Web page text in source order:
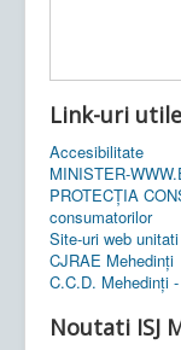
Link-uri utile
Accesibilitate
MINISTER-
PROTECȚIA
consumatorilor
Site-uri web unitati
CJRAE Mehedinți
C.C.D. Mehedinţi
Noutati ISJ